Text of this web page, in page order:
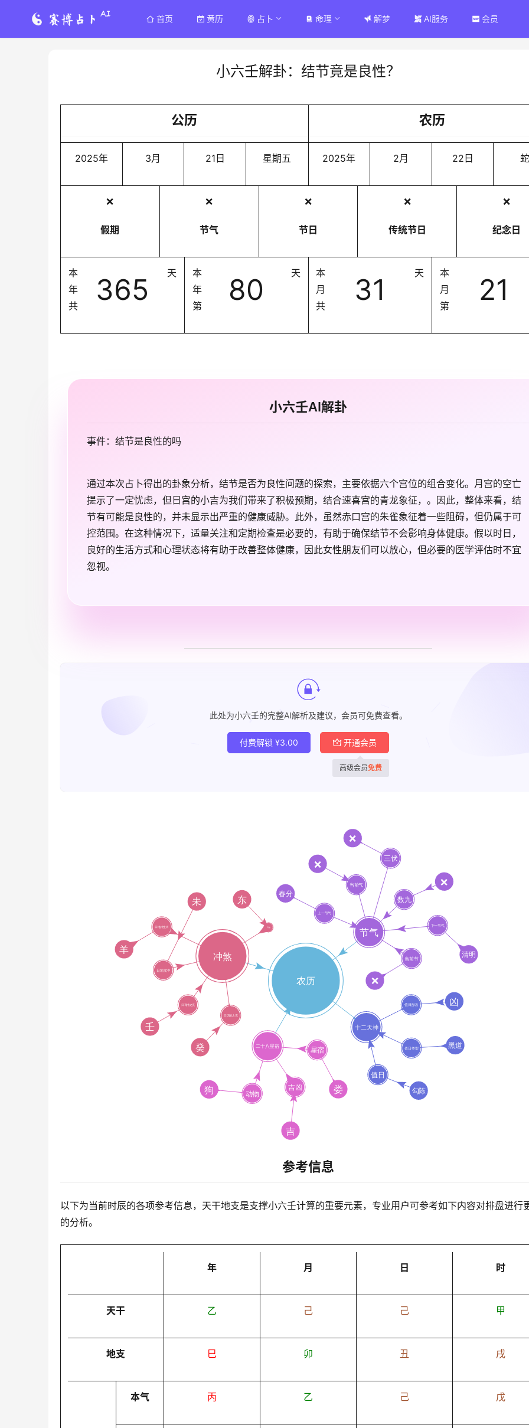
首页 黄历 占卜 命理 解梦 AI服务 会员
小六壬解卦：结节竟是良性？
公历
2025年 3月 21日 星期五
农历
2025年 2月 22日 蛇
❌
假期
❌
节气
❌
节日
❌
传统节日
❌
纪念日
本
年
共
365 天
本
年
第
80 天
本
月
共
31 天
本
月
第
21
小六壬AI解卦
事件：结节是良性的吗
通过本次占卜得出的卦象分析，结节是否为良性问题的探索，主要依据六个宫位的组合变化。月宫的空亡
提示了一定忧虑，但日宫的小吉为我们带来了积极预期，结合速喜宫的青龙象征，。因此，整体来看，结
节有可能是良性的，并未显示出严重的健康威胁。此外，虽然赤口宫的朱雀象征着一些阻碍，但仍属于可
控范围。在这种情况下，适量关注和定期检查是必要的，有助于确保结节不会影响身体健康。假以时日，
良好的生活方式和心理状态将有助于改善整体健康，因此女性朋友们可以放心，但必要的医学评估时不宜
忽视。
此处为小六壬的完整AI解析及建议，会员可免费查看。
付费解锁 ¥3.00 开通会员
高级会员免费
参考信息
以下为当前时辰的各项参考信息，天干地支是支撑小六壬计算的重要元素，专业用户可参考如下内容对排盘进行
的分析。
年 月 日 时
天干 乙 己 己 甲
地支 巳 卯 丑 戌
本气 丙 乙 己 戊